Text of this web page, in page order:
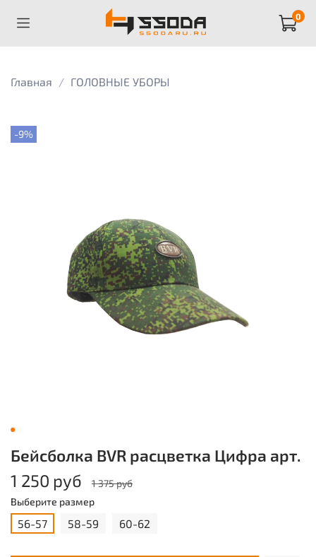
0
Главная ГОЛОВНЫЕ УБОРЫ
-9%
Бейсболка BVR расцветка Цифра арт.
1 250 руб
1 375 руб
Выберите размер
56-57 58-59 60-62